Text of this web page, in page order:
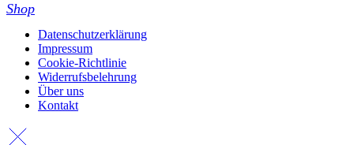
Shop
Datenschutzerklärung
Impressum
Cookie-Richtlinie
Widerrufsbelehrung
Über uns
Kontakt